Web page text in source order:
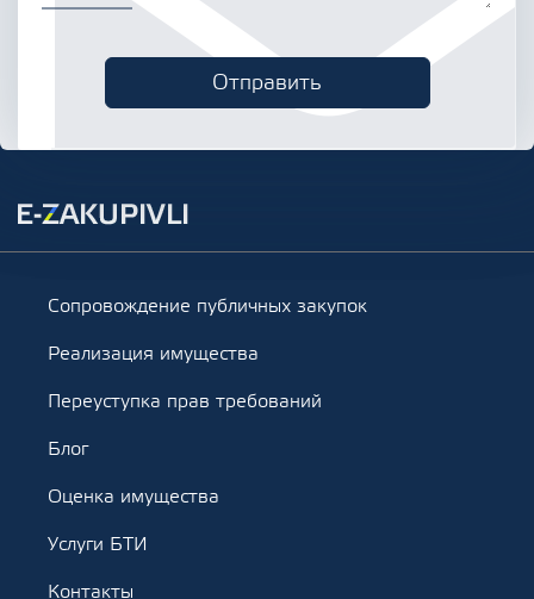
Сопровождение публичных закупок
Реализация имущества
Переуступка прав требований
Блог
Оценка имущества
Услуги БТИ
Контакты